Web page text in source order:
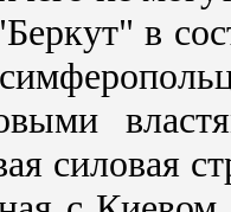
в
cиловая